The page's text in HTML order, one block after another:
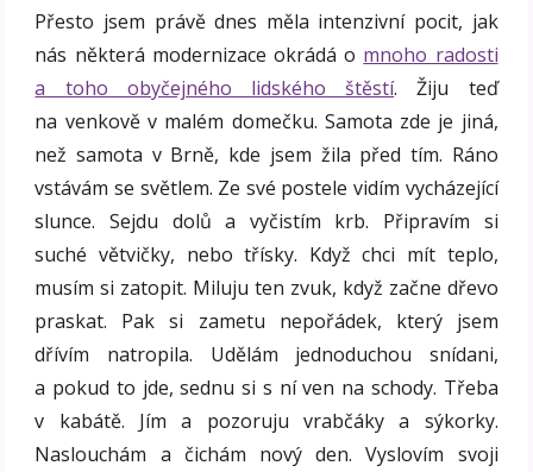
Přesto jsem právě dnes měla intenzivní pocit, jak
nás některá modernizace okrádá o mnoho radosti
a toho obyčejného lidského štěstí. Žiju teď
na venkově v malém domečku. Samota zde je jiná,
než samota v Brně, kde jsem žila před tím. Ráno
vstávám se světlem. Ze své postele vidím vycházející
slunce. Sejdu dolů a vyčistím krb. Připravím si
suché větvičky, nebo třísky. Když chci mít teplo,
musím si zatopit. Miluju ten zvuk, když začne dřevo
praskat. Pak si zametu nepořádek, který jsem
dřívím natropila. Udělám jednoduchou snídani,
a pokud to jde, sednu si s ní ven na schody. Třeba
v kabátě. Jím a pozoruju vrabčáky a sýkorky.
Naslouchám a čichám nový den. Vyslovím svoji